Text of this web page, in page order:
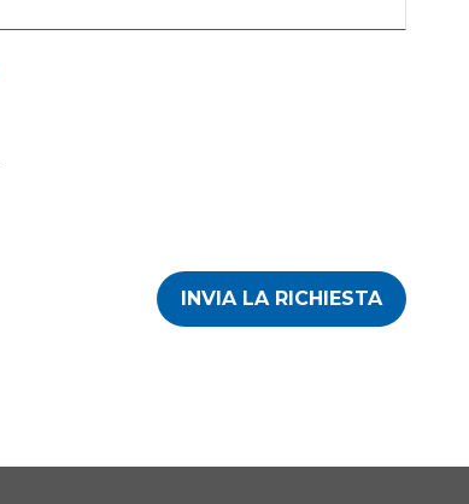
INVIA LA RICHIESTA